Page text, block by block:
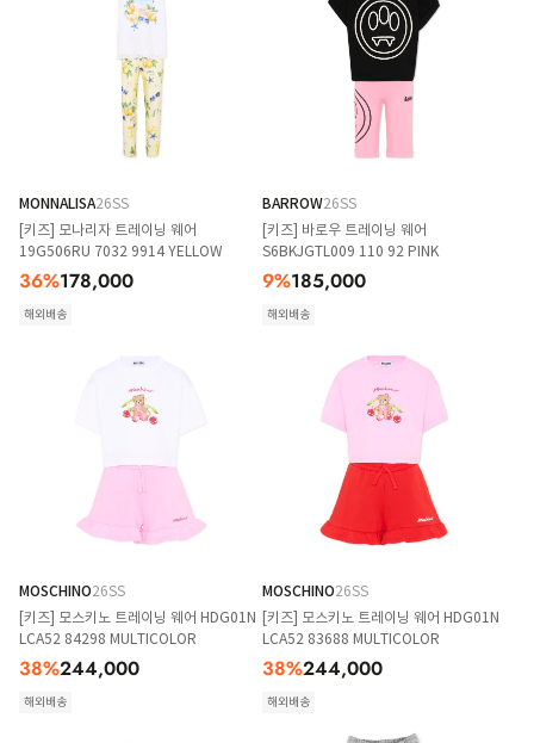
MONNALISA26SS
[키즈] 모나리자 트레이닝 웨어
19G506RU 7032 9914 YELLOW
36%178,000
해외배송
BARROW26SS
[키즈] 바로우 트레이닝 웨어
S6BKJGTL009 110 92 PINK
9%185,000
해외배송
MOSCHINO26SS
[키즈] 모스키노 트레이닝 웨어 HDG01N
LCA52 84298 MULTICOLOR
38%244,000
해외배송
MOSCHINO26SS
[키즈] 모스키노 트레이닝 웨어 HDG01N
LCA52 83688 MULTICOLOR
38%244,000
해외배송